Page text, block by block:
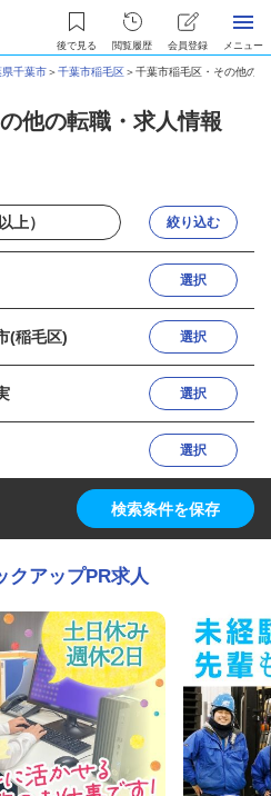
後で見る 閲覧履歴 会員登録 メニュー
県千葉市＞千葉市稲毛区＞千葉市稲毛区・その他の
他の転職・求人情報
絞り込む
選択
(稲毛区) 選択
選択
選択
検索条件を保存
クアップPR求人